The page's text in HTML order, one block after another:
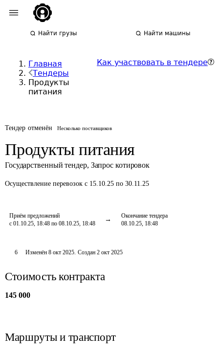
Найти грузы Найти машины
Главная
Тендеры
Продукты
питания
Как участвовать в тендере
Тендер отменён Несколько поставщиков
Продукты питания
Государственный тендер, Запрос котировок
Осуществление перевозок с 15.10.25 по 30.11.25
Приём предложений
с 01.10.25, 18:48 по 08.10.25, 18:48
Окончание тендера
08.10.25, 18:48
6 Изменён 8 окт 2025. Создан 2 окт 2025
Стоимость контракта
145 000
Маршруты и транспорт